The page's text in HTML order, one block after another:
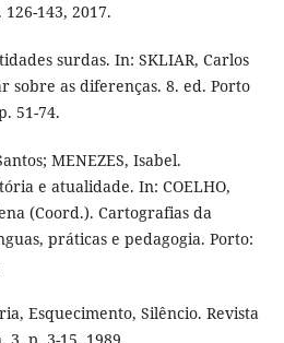
143, 2017.
surdas. In: SKLIAR, Carlos
sobre as diferenças. 8. ed. Porto
51-74.
MENEZES, Isabel.
e atualidade. In: COELHO,
(Coord.). Cartografias da
práticas e pedagogia. Porto:
Esquecimento, Silêncio. Revista